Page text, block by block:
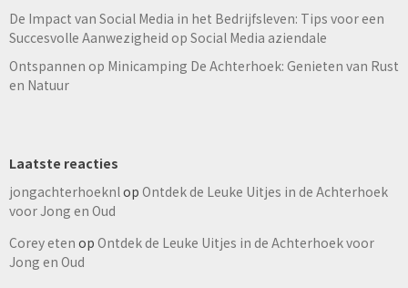
De Impact van Social Media in het Bedrijfsleven: Tips voor een
Succesvolle Aanwezigheid op Social Media aziendale
Ontspannen op Minicamping De Achterhoek: Genieten van Rust
en Natuur
Laatste reacties
jongachterhoeknl op Ontdek de Leuke Uitjes in de Achterhoek
voor Jong en Oud
Corey eten op Ontdek de Leuke Uitjes in de Achterhoek voor
Jong en Oud